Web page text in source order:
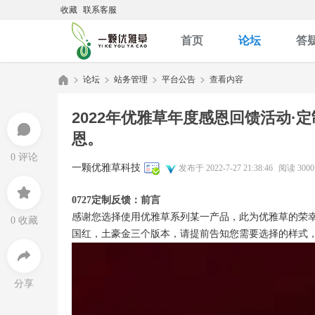
收藏 联系客服
首页 论坛 答
»
论坛 站务管理 平台公告 查看内容
0 评论
0 收藏
分享
2022年优雅草年度感恩回馈活动·
恩。
一颗优雅草科技 发布于 2022-7-27 21:38:46 阅读 3000
0727定制反馈： 前言
感谢您选择使用优雅草系列某一产品，此为优雅草的
国红，土豪金三个版本，请提前告知您需要选择的样式